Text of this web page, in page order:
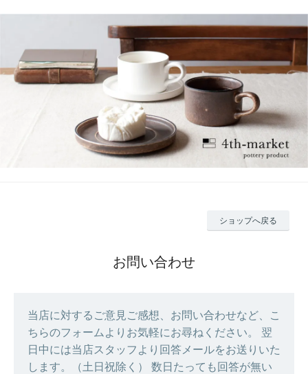
ショップへ戻る
お問い合わせ
当店に対するご意見ご感想、お問い合わせなど、こ
ちらのフォームよりお気軽にお尋ねください。 翌
日中には当店スタッフより回答メールをお送りいた
します。（土日祝除く） 数日たっても回答が無い